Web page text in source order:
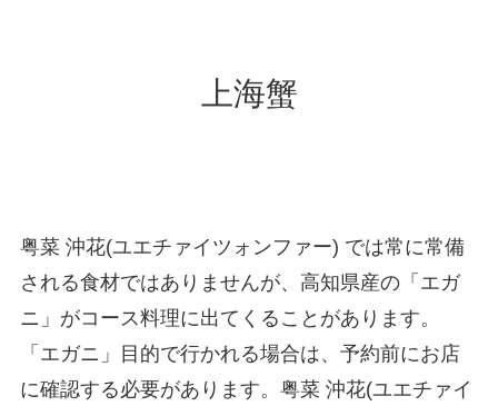
上海蟹
粤菜 沖花(ユエチァイツォンファー) では常に常備
される食材ではありませんが、高知県産の「エガ
ニ」がコース料理に出てくることがあります。
「エガニ」目的で行かれる場合は、予約前にお店
に確認する必要があります。粤菜 沖花(ユエチァイ